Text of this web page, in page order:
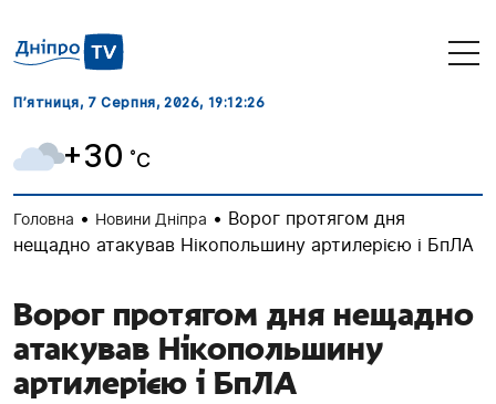
П’ятниця, 7 Серпня, 2026, 19:12:28
+30 ˚C
Головна • Новини Дніпра • Ворог протягом дня
нещадно атакував Нікопольшину артилерією і БпЛА
Ворог протягом дня нещадно
атакував Нікопольшину
артилерією і БпЛА